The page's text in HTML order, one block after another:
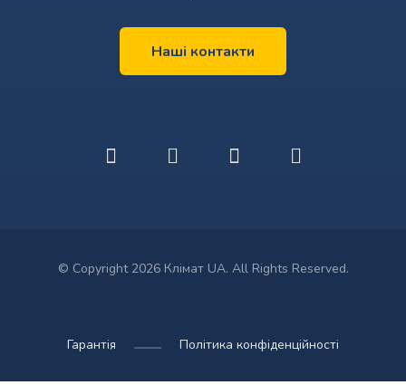
Наші контакти
© Copyright 2026 Клімат UA. All Rights Reserved.
Політика конфіденційності
Гарантія